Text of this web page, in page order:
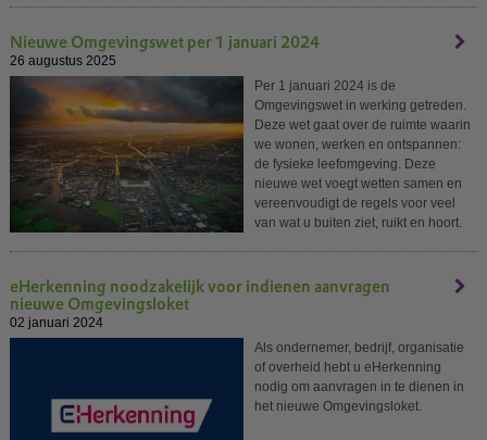
Nieuwe Omgevingswet per 1 januari 2024
26 augustus 2025
Per 1 januari 2024 is de
Omgevingswet in werking getreden.
Deze wet gaat over de ruimte waarin
we wonen, werken en ontspannen:
de fysieke leefomgeving. Deze
nieuwe wet voegt wetten samen en
vereenvoudigt de regels voor veel
van wat u buiten ziet, ruikt en hoort.
eHerkenning noodzakelijk voor indienen aanvragen
nieuwe Omgevingsloket
02 januari 2024
Als ondernemer, bedrijf, organisatie
of overheid hebt u eHerkenning
nodig om aanvragen in te dienen in
het nieuwe Omgevingsloket.